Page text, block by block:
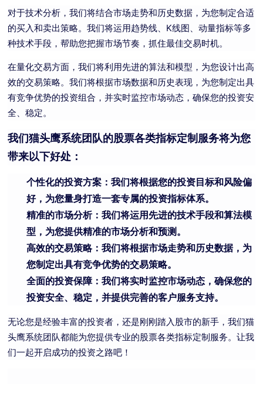
对于技术分析，我们将结合市场走势和历史数据，为您制定合适
的买入和卖出策略。我们将运用趋势线、K线图、动量指标等多
种技术手段，帮助您把握市场节奏，抓住最佳交易时机。
在量化交易方面，我们将利用先进的算法和模型，为您设计出高
效的交易策略。我们将根据市场数据和历史表现，为您制定出具
有竞争优势的投资组合，并实时监控市场动态，确保您的投资安
全、稳定。
我们猫头鹰系统团队的股票各类指标定制服务将为您
带来以下好处：
个性化的投资方案：我们将根据您的投资目标和风险偏
好，为您量身打造一套专属的投资指标体系。
精准的市场分析：我们将运用先进的技术手段和算法模
型，为您提供精准的市场分析和预测。
高效的交易策略：我们将根据市场走势和历史数据，为
您制定出具有竞争优势的交易策略。
全面的投资保障：我们将实时监控市场动态，确保您的
投资安全、稳定，并提供完善的客户服务支持。
无论您是经验丰富的投资者，还是刚刚踏入股市的新手，我们猫
头鹰系统团队都能为您提供专业的股票各类指标定制服务。让我
们一起开启成功的投资之路吧！